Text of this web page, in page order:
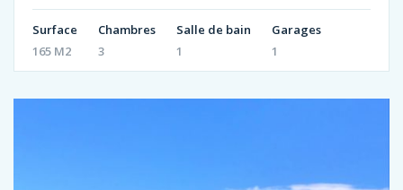
Surface
165 M2
Chambres
3
Salle de bain
1
Garages
1